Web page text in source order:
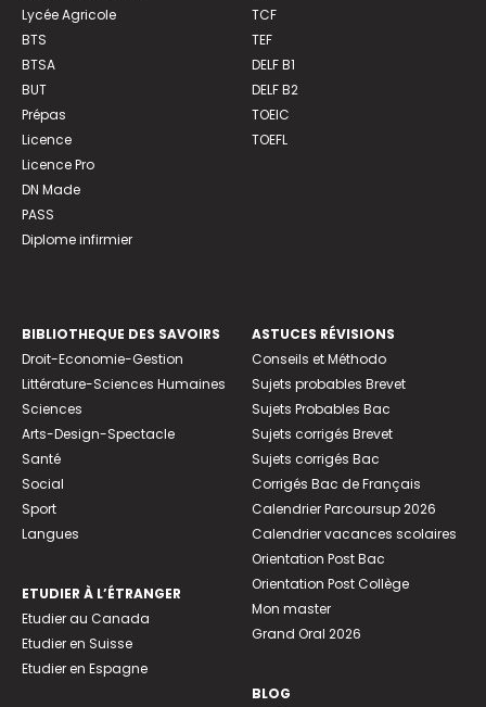
Lycée Agricole
BTS
BTSA
BUT
Prépas
Licence
Licence Pro
DN Made
PASS
Diplome infirmier
TCF
TEF
DELF B1
DELF B2
TOEIC
TOEFL
BIBLIOTHEQUE DES SAVOIRS
Droit-Economie-Gestion
Littérature-Sciences Humaines
Sciences
Arts-Design-Spectacle
Santé
Social
Sport
Langues
ETUDIER À L’ÉTRANGER
Etudier au Canada
Etudier en Suisse
Etudier en Espagne
ASTUCES RÉVISIONS
Conseils et Méthodo
Sujets probables Brevet
Sujets Probables Bac
Sujets corrigés Brevet
Sujets corrigés Bac
Corrigés Bac de Français
Calendrier Parcoursup 2026
Calendrier vacances scolaires
Orientation Post Bac
Orientation Post Collège
Mon master
Grand Oral 2026
BLOG